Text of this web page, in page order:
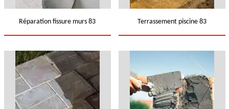
Réparation fissure murs 83 Terrassement piscine 83